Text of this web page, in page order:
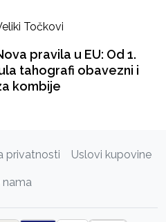
Točkovi
pravila u EU: Od 1.
tahografi obavezni i
kombije
privatnosti Uslovi kupovine
nama